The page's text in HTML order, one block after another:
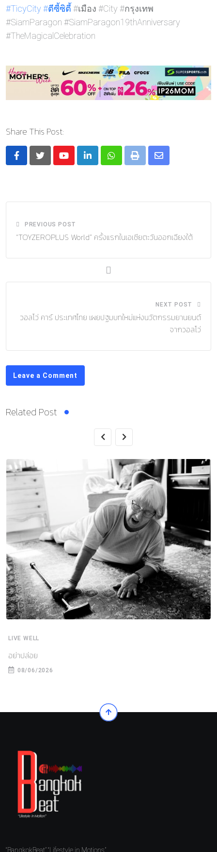
#TicyCity#ตีซี้ซิต ี้ #เมือง #City #กรุงเทพ
#SiamParagon #SiamParagon19thAnniversary
#TheMagicalCelebration
Share This Post:
YoutubeLinkedInWhatsapp
Print
Share
PREVIOUS POST
“TOYZEROPLUS World” ครั้งแรกในเอเชียตะวันออกเฉียงใต้
NEXT POST
วอลโว่ คาร์ ประเทศไทย เผยปฐมบทใหม่แห่งนวัตกรรมยานยนต์
จากวอลโว่
Leave a Comment
Related Post
LIVE WELL
อย่าปล่อย
08/06/2026
“BangkokBeat” “Lifestyle in Motions”